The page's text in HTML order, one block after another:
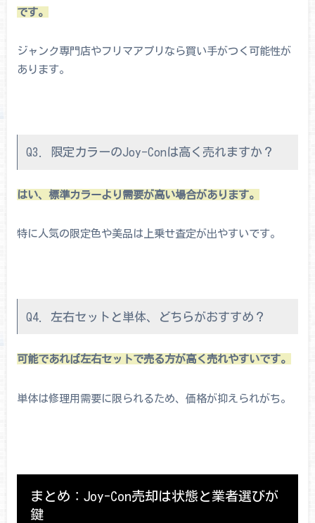
です。
ジャンク専門店やフリマアプリなら買い手がつく可能性が
あります。
Q3. 限定カラーのJoy-Conは高く売れますか？
はい、標準カラーより需要が高い場合があります。
特に人気の限定色や美品は上乗せ査定が出やすいです。
Q4. 左右セットと単体、どちらがおすすめ？
可能であれば左右セットで売る方が高く売れやすいです。
単体は修理用需要に限られるため、価格が抑えられがち。
まとめ：Joy-Con売却は状態と業者選びが
鍵